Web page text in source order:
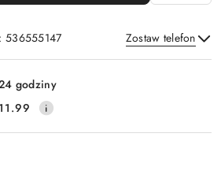
536555147 Zostaw telefon
Wyślij
godziny
11.99